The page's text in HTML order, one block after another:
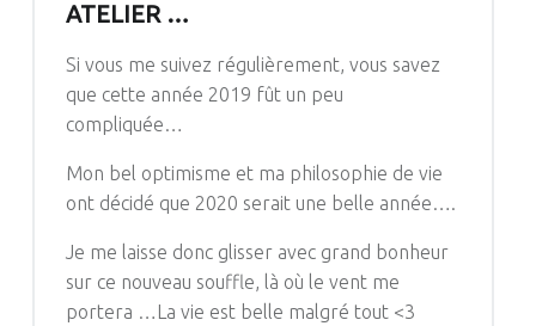
ATELIER …
Si vous me suivez régulièrement, vous savez
que cette année 2019 fût un peu
compliquée…
Mon bel optimisme et ma philosophie de vie
ont décidé que 2020 seraitune belle année….
Je me laisse donc glisser avec grand bonheur
sur ce nouveau souffle, là où le vent me
portera … La vie est belle malgré tout <3